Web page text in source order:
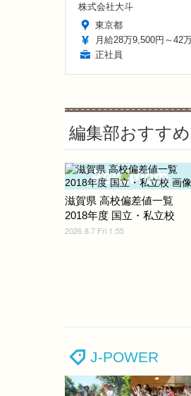
株式会社大斗
東京都
月給28万9,500円～42
正社員
編集部おすす
滋賀県 高校偏差値一覧
2018年度 国立・私立校
2026.8.7 Fri 1:55
J-POWER